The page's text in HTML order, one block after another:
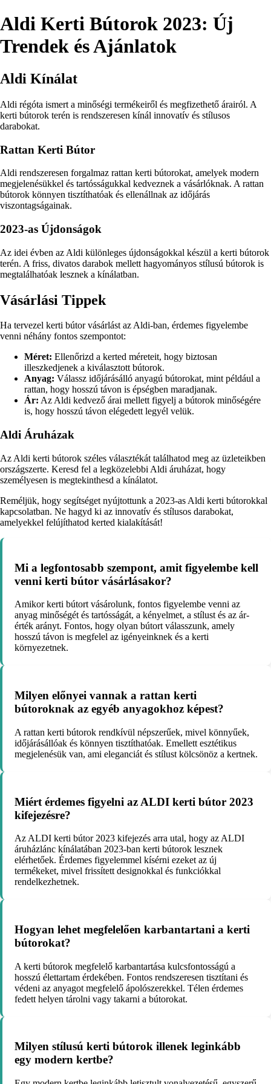
Aldi Kerti Bútorok 2023: Új
Trendek és Ajánlatok
Aldi Kínálat
Aldi régóta ismert a minőségi termékeiről és megfizethető árairól. A
kerti bútorok terén is rendszeresen kínál innovatív és stílusos
darabokat.
Rattan Kerti Bútor
Aldi rendszeresen forgalmaz rattan kerti bútorokat, amelyek modern
megjelenésükkel és tartósságukkal kedveznek a vásárlóknak. A rattan
bútorok könnyen tisztíthatóak és ellenállnak az időjárás
viszontagságainak.
2023-as Újdonságok
Az idei évben az Aldi különleges újdonságokkal készül a kerti bútorok
terén. A friss, divatos darabok mellett hagyományos stílusú bútorok is
megtalálhatóak lesznek a kínálatban.
Vásárlási Tippek
Ha tervezel kerti bútor vásárlást az Aldi-ban, érdemes figyelembe
venni néhány fontos szempontot:
Méret: Ellenőrizd a kerted méreteit, hogy biztosan
illeszkedjenek a kiválasztott bútorok.
Anyag: Válassz időjárásálló anyagú bútorokat, mint például a
rattan, hogy hosszú távon is épségben maradjanak.
Ár: Az Aldi kedvező árai mellett figyelj a bútorok minőségére
is, hogy hosszú távon elégedett legyél velük.
Aldi Áruházak
Az Aldi kerti bútorok széles választékát találhatod meg az üzleteikben
országszerte. Keresd fel a legközelebbi Aldi áruházat, hogy
személyesen is megtekinthesd a kínálatot.
Reméljük, hogy segítséget nyújtottunk a 2023-as Aldi kerti bútorokkal
kapcsolatban. Ne hagyd ki az innovatív és stílusos darabokat,
amelyekkel felújíthatod kerted kialakítását!
Mi a legfontosabb szempont, amit figyelembe kell
venni kerti bútor vásárlásakor?
Amikor kerti bútort vásárolunk, fontos figyelembe venni az
anyag minőségét és tartósságát, a kényelmet, a stílust és az ár-
érték arányt. Fontos, hogy olyan bútort válasszunk, amely
hosszú távon is megfelel az igényeinknek és a kerti
környezetnek.
Milyen előnyei vannak a rattan kerti
bútoroknak az egyéb anyagokhoz képest?
A rattan kerti bútorok rendkívül népszerűek, mivel könnyűek,
időjárásállóak és könnyen tisztíthatóak. Emellett esztétikus
megjelenésük van, ami eleganciát és stílust kölcsönöz a kertnek.
Miért érdemes figyelni az ALDI kerti bútor 2023
kifejezésre?
Az ALDI kerti bútor 2023 kifejezés arra utal, hogy az ALDI
áruházlánc kínálatában 2023-ban kerti bútorok lesznek
elérhetőek. Érdemes figyelemmel kísérni ezeket az új
termékeket, mivel frissített designokkal és funkciókkal
rendelkezhetnek.
Hogyan lehet megfelelően karbantartani a kerti
bútorokat?
A kerti bútorok megfelelő karbantartása kulcsfontosságú a
hosszú élettartam érdekében. Fontos rendszeresen tisztítani és
védeni az anyagot megfelelő ápolószerekkel. Télen érdemes
fedett helyen tárolni vagy takarni a bútorokat.
Milyen stílusú kerti bútorok illenek leginkább
egy modern kertbe?